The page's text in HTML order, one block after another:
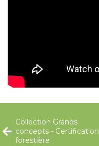
Collection Grands
concepts - Certification
forestière